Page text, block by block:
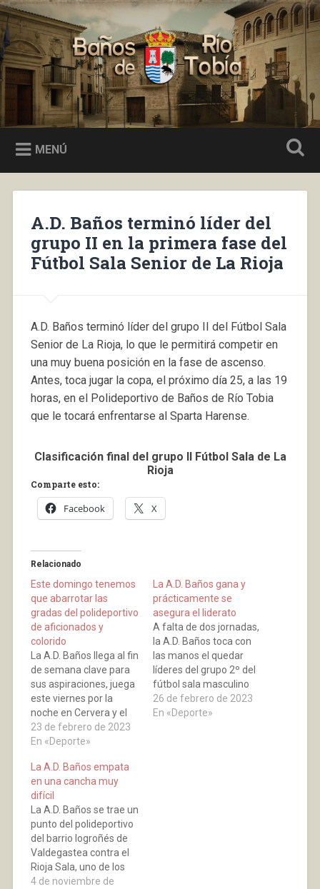
Saltar
al
contenido
Buscar
Baños de Río Tobía
MENÚ
A.D. Baños terminó líder del
grupo II en la primera fase del
Fútbol Sala Senior de La Rioja
A.D. Baños terminó líder del grupo II del Fútbol Sala
Senior de La Rioja, lo que le permitirá competir en
una muy buena posición en la fase de ascenso.
Antes, toca jugar la copa, el próximo día 25, a las 19
horas, en el Polideportivo de Baños de Río Tobia
que le tocará enfrentarse al Sparta Harense.
Clasificación final del grupo II
Fútbol Sala de La
Rioja
Comparte esto:
Facebook X
Relacionado
Este domingo tenemos
que abarrotar las
gradas del polideportivo
de aficionados y
colorido
La A.D. Baños llega al fin
de semana clave para
sus aspiraciones, juega
este viernes por la
noche en Cervera y el
domingo en el
Polideportivo de Baños
Oyonesa. Dos equipos
con los que nos
jugamos las primeras
plazas del grupo
segundo de fútbol
sala…
23 de febrero de 2023
En «Deporte»
La A.D. Baños gana y
prácticamente se
asegura el liderato
A falta de dos jornadas,
la A.D. Baños toca con
las manos el quedar
líderes del grupo 2º del
fútbol sala masculino
de La Rioja. Con un gran
ambiente en las gradas
26 de febrero de 2023
En «Deporte»
La A.D. Baños empata
en una cancha muy
difícil
La A.D. Baños se trae un
punto del polideportivo
del barrio logroñés de
Valdegastea contra el
Rioja Sala, uno de los
conjuntos más fuertes
4 de noviembre de